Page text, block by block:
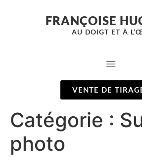
FRANÇOISE
AU DOIGT ET À
VENTE DE
Catégorie :
photo